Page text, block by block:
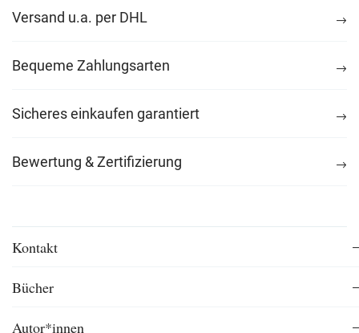
Versand u.a. per DHL
Bequeme Zahlungsarten
Sicheres einkaufen garantiert
Bewertung & Zertifizierung
Kontakt
Bücher
Autor*innen